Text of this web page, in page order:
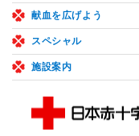
献血を広げよう
スペシャル
施設案内